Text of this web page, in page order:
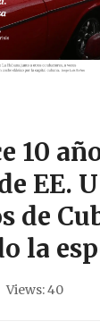
10
EE.
de
la
Views: 40